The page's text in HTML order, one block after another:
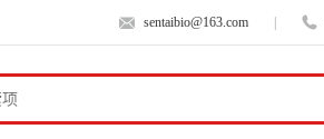
sentaibio@163.com